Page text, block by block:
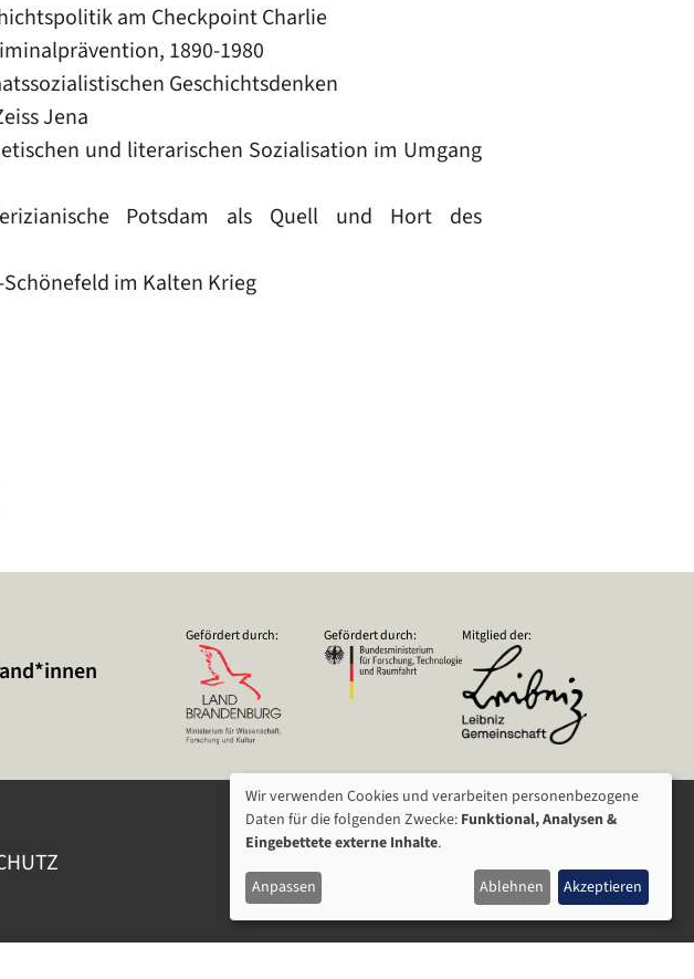
am Checkpoint Charlie
1890-1980
Geschichtsdenken
Jena
und literarischen Sozialisation im Umgang
Potsdam als Quell und Hort des
im Kalten Krieg
Gefördert durch: Gefördert durch: Mitglied der:
VERWENDUNG
VON
PERSONENBEZOGENEN
DATEN
Wir verwenden Cookies und verarbeiten personenbezogene
Daten für die folgenden Zwecke: Funktional, Analysen &
Eingebettete externe Inhalte.
Anpassen Ablehnen Akzeptieren